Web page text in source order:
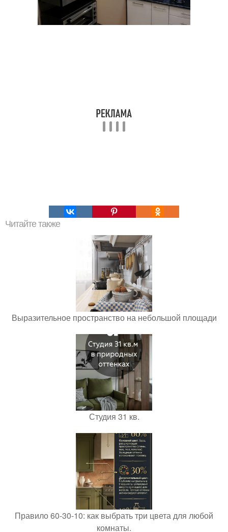
Читайте также
Выразительное пространство на небольшой площади
Студия 31 кв.
Правило 60-30-10: как выбрать три цвета для любой
комнаты.